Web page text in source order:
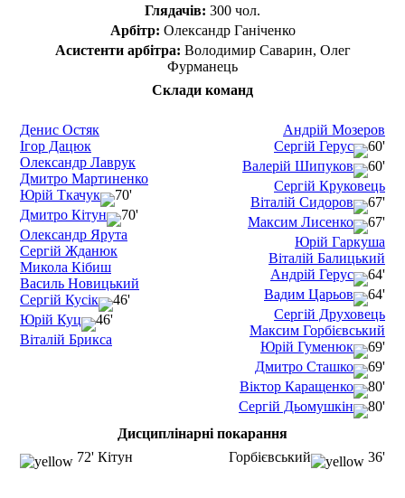
Глядачів: 300 чол.
Арбітр: Олександр Ганіченко
Асистенти арбітра: Володимир Саварин, Олег
Фурманець
Склади команд
Денис Остяк
Ігор Дацюк
Олександр Лаврук
Дмитро Мартиненко
Юрій Ткачук
70'
Дмитро Кітун
70'
Олександр Ярута
Сергій Жданюк
Микола Кібиш
Василь Новицький
Сергій Кусік
46'
Юрій Куц
46'
Віталій Брикса
Андрій Мозеров
Сергій Герус
60'
Валерій Шипуков
60'
Сергій Круковець
Віталій Сидоров
67'
Максим Лисенко
67'
Юрій Гаркуша
Віталій Балицький
Андрій Герус
64'
Вадим Царьов
64'
Сергій Друховець
Максим Горбієвський
Юрій Гуменюк
69'
Дмитро Сташко
69'
Віктор Каращенко
80'
Сергій Дьомушкін
80'
Дисциплінарні покарання
72' Кітун
Горбієвський 36'